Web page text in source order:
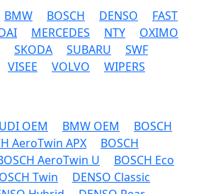
BMW BOSCH DENSO
FAST
MERCEDES NTY
OXIMO
SKODA SUBARU
SWF
VISEE VOLVO WIPERS
OEM BMW OEM
BOSCH
AeroTwin APX
BOSCH
AeroTwin U
BOSCH Eco
Twin
DENSO Classic